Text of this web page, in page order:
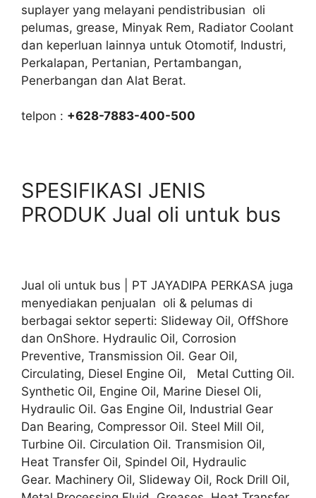
suplayer yang melayani pendistribusian oli
pelumas, grease, Minyak Rem, Radiator Coolant
dan keperluan lainnya untuk Otomotif, Industri,
Perkalapan, Pertanian, Pertambangan,
Penerbangan dan Alat Berat.
telpon : +628-7883-400-500
SPESIFIKASI JENIS
PRODUK Jual oli untuk bus
Jual oli untuk bus | PT JAYADIPA PERKASA juga
menyediakan penjualan oli & pelumas di
berbagai sektor seperti: Slideway Oil, OffShore
dan OnShore. Hydraulic Oil, Corrosion
Preventive, Transmission Oil. Gear Oil,
Circulating, Diesel Engine Oil, Metal Cutting Oil.
Synthetic Oil, Engine Oil, Marine Diesel Oli,
Hydraulic Oil. Gas Engine Oil, Industrial Gear
Dan Bearing, Compressor Oil. Steel Mill Oil,
Turbine Oil. Circulation Oil. Transmision Oil,
Heat Transfer Oil, Spindel Oil, Hydraulic
Gear. Machinery Oil, Slideway Oil, Rock Drill Oil,